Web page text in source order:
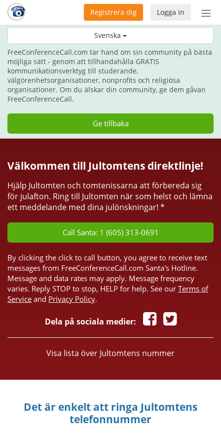
Svenska
Logga in
Registrera dig
Ge kommunikation i julklapp i år.
FreeConferenceCall.com tar hand om sin community på bästa
möjliga sätt - genom att tillhandahålla GRATIS
kommunikationsverktyg till studerande,
välgörenhetsorganisationer, nonprofits och religiösa
organisationer. Om du älskar din community, ge dem gåvan
FreeConferenceCall.
Ge tillbaka
Välkommen till Jultomtens direktlinje!
Hjälp Jultomten och tomtenissarna att förbereda sig
för julafton. Ring till Jultomten när som helst och lämna
ett meddelande med dina julönskningar! *
Call Santa: 1 (605) 313-0691
By clicking the click to call button, you agree to receive text
messages from FreeConferenceCall.com Santa's Hotline.
Message and data rates may apply. Message frequency
varies. Reply STOP to stop, HELP for help. See our Terms of
Service and Privacy Policy.
Dela på sociala medier:
Visa lista över Jultomtens nummer
Det är enkelt att ringa Jultomtens
telefonnummer